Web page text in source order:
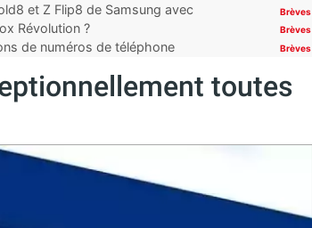
et Z Flip8 de Samsung avec
Brèves
Révolution ? Brèves
de numéros de téléphone
Brèves
toutes